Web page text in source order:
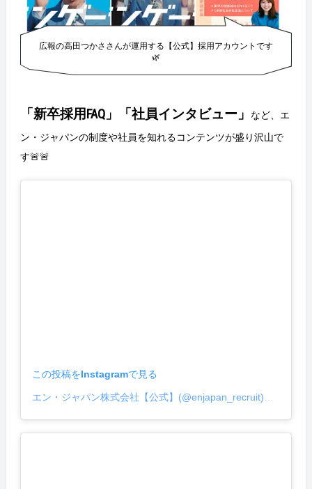
て、率直な感想は？ A：「思っていた以上に周りから
の支えが大きいな」というのと… 支えてもらったぶ
業ができる！と2年半ずっと思ってます！ また、クラ
イアントになったカンパニーと二人三脚で採用成功を
目指した結果、入社に繋がると自分のことのように嬉
りました！ Q：入社前と入社後で、ギャップはあっ
た？ A：正直あまりギャップはなく… 思っていた以上
にやりがいもありますし、売れなかったり採用成功に
繋げられないことで、悔しい、しんどい、という気持
ちも営業として感じる仕事だなと思っています。 Q：
感じてしんどくなることはありました… 達成のご褒美
「寿司ビール」もエンの文化ですね🍣🍻💕 Q：入社し
て、どんなスキルや考え方が身についた？ A：1番は
広報の高田つかささんが運用する【公式】採用アカウントです
🌿
「新卒採用FAQ」「社員インタビュー」
など、エ
ン・ジャパンの制度や社員を知れるコンテンツが盛り沢山で
す🚨🚨
この投稿をInstagramで見る